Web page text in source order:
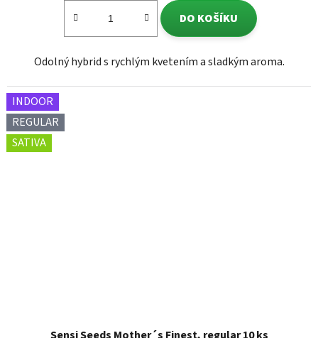
DO KOŠÍKU
Odolný hybrid s rychlým kvetením a sladkým aroma.
INDOOR
REGULAR
SATIVA